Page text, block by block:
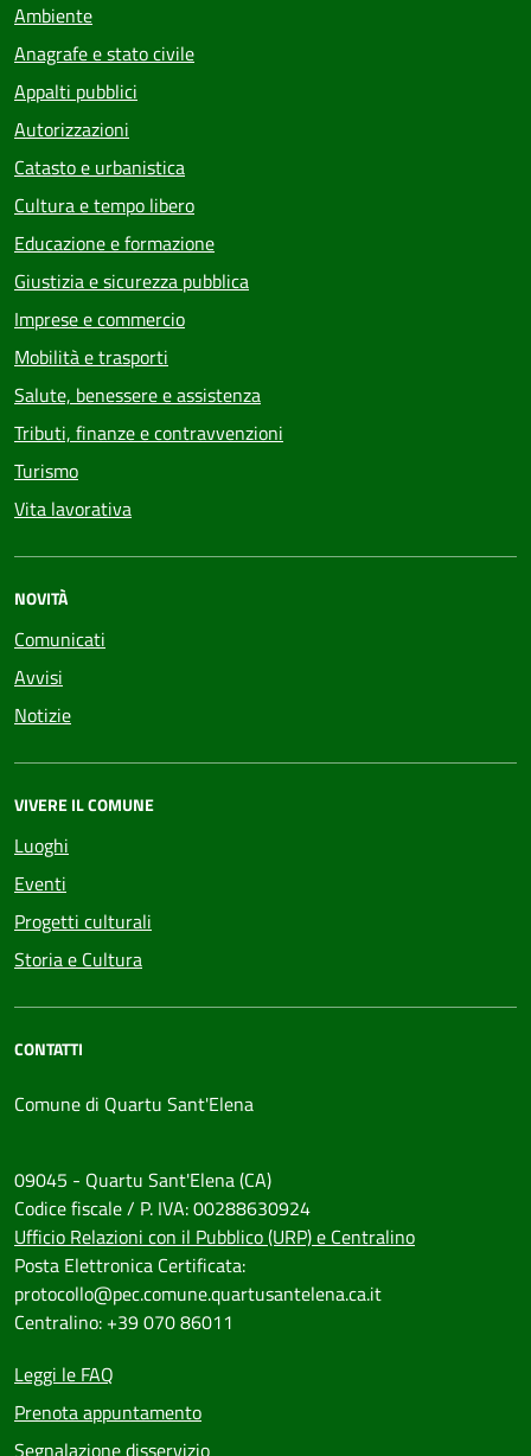
Ambiente
Anagrafe e stato civile
Appalti pubblici
Autorizzazioni
Catasto e urbanistica
Cultura e tempo libero
Educazione e formazione
Giustizia e sicurezza pubblica
Imprese e commercio
Mobilità e trasporti
Salute, benessere e assistenza
Tributi, finanze e contravvenzioni
Turismo
Vita lavorativa
NOVITÀ
Comunicati
Avvisi
Notizie
VIVERE IL COMUNE
Luoghi
Eventi
Progetti culturali
Storia e Cultura
CONTATTI
Comune di Quartu Sant'Elena
09045 - Quartu Sant'Elena (CA)
Codice fiscale / P. IVA: 00288630924
Ufficio Relazioni con il Pubblico (URP) e Centralino
Posta Elettronica Certificata:
protocollo@pec.comune.quartusantelena.ca.it
Centralino: +39 070 86011
Leggi le FAQ
Prenota appuntamento
Segnalazione disservizio